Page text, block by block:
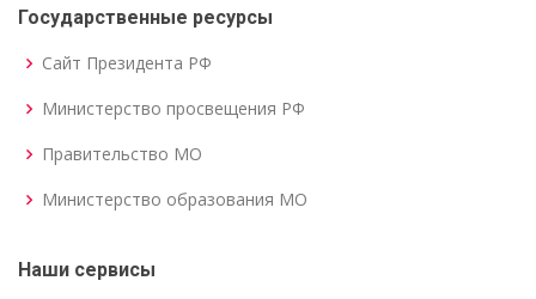
Государственные ресурсы
Сайт Президента РФ
Министерство просвещения РФ
Правительство МО
Министерство образования МО
Наши сервисы